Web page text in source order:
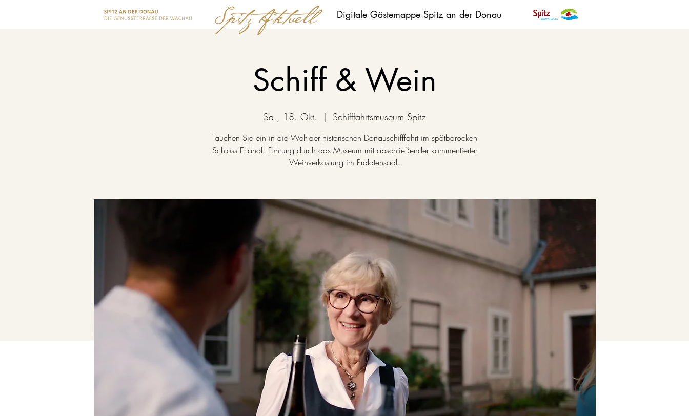
Digitale Gästemappe Spitz an der Donau
Schiff & Wein
Sa., 18. Okt.
  |
Schifffahrtsmuseum Spitz
Tauchen Sie ein in die Welt der historischen Donauschifffahrt im spätbarocken
Schloss Erlahof. Führung durch das Museum mit abschließender kommentierter
Weinverkostung im Prälatensaal.